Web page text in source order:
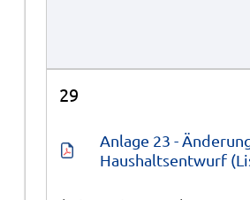
29
Anlage 23 -
Haushaltsentwurf